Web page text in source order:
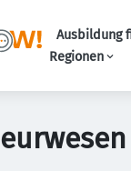
Ausbildung
Regionen